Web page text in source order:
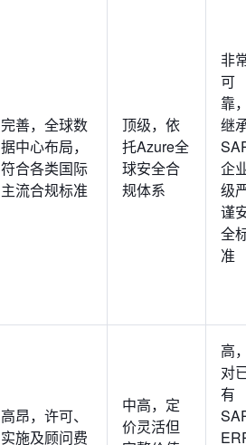
完善，全球数
据中心布局，
符合各类国际
主流合规标准
顶级，依
托Azure全
球安全合
规体系
非
可
靠
继
企
级
谨
全
准
高昂，许可、
实施及顾问费
中高，定
价灵活但
高
对
有